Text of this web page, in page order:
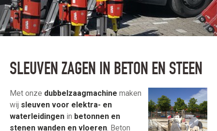
SLEUVEN ZAGEN IN BETON EN STEEN
Met onze dubbelzaagmachine maken
wij sleuven voor elektra- en
waterleidingen in betonnen en
stenen wanden en vloeren. Beton